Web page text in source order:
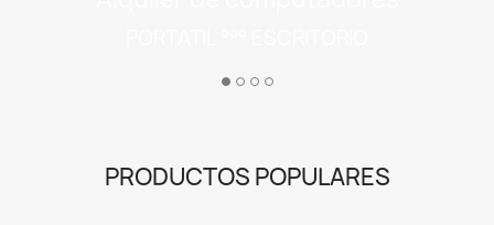
PRODUCTOS POPULARES